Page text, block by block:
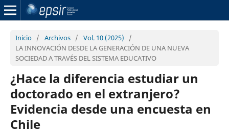
Inicio / Archivos / Vol. 10 (2025)
/
LA INNOVACIÓN DESDE LA GENERACIÓN DE UNA NUEVA
SOCIEDAD A TRAVÉS DEL SISTEMA EDUCATIVO
¿Hace la diferencia estudiar un
doctorado en el extranjero?
Evidencia desde una encuesta en
Chile